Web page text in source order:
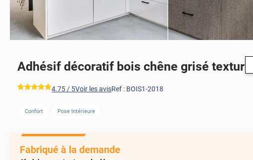
Adhésif décoratif bois chêne grisé texturé
*****
4.75 / 5Voir les avisRef : BOIS1-2018
Confort Pose Intérieure
Fabriqué à la demande